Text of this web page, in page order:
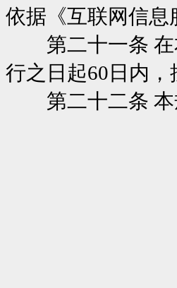
依据《互联网信
第二十一条 在
行之日起60日内
第二十二条 本